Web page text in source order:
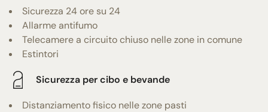
Sicurezza 24 ore su 24
Allarme antifumo
Telecamere a circuito chiuso nelle zone in comune
Estintori
Sicurezza per cibo e bevande
Distanziamento fisico nelle zone pasti